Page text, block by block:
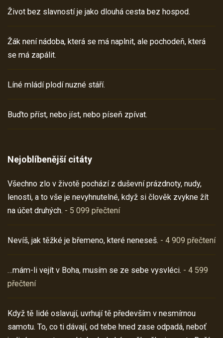
Život bez slavností je jako dlouhá cesta bez hospod.
Žák není nádoba, která se má naplnit, ale pochodeň, která
se má zapálit.
Líné mládí plodí nuzné stáří.
Buďto příst, nebo jíst, nebo píseň zpívat.
Nejoblíbenější citáty
Všechno zlo v životě pochází z duševní prázdnoty, nudy,
lenosti, a to vše je nevyhnutelné, když si člověk zvykne žít
na účet druhých. - 5 099 přečtení
Nevíš, jak těžké je břemeno, které neneseš. - 4 909 přečtení
…mám-li vejít v Boha, musím se ze sebe vysvléci. - 4 599
přečtení
Když tě lidé oslavují, uvrhují tě především v nesmírnou
samotu. To, co ti dávají, od tebe hned zase odpadá, neboť